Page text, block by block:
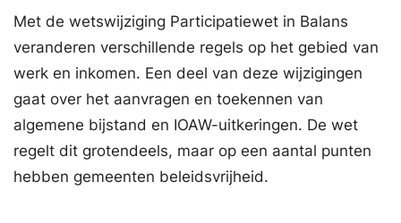
Met de wetswijziging Participatiewet in Balans
veranderen verschillende regels op het gebied van
werk en inkomen. Een deel van deze wijzigingen
gaat over het aanvragen en toekennen van
algemene bijstand en IOAW-uitkeringen. De wet
regelt dit grotendeels, maar op een aantal punten
hebben gemeenten beleidsvrijheid.